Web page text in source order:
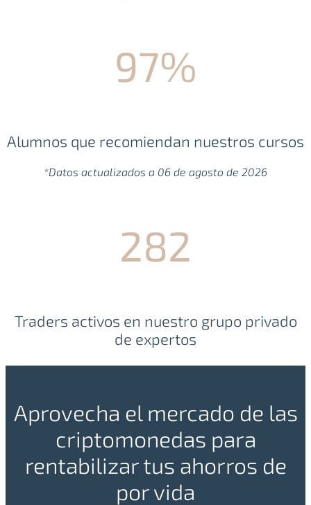
97%
Alumnos que recomiendan nuestros cursos
*Datos actualizados a 06 de agosto de 2026
282
Traders activos en nuestro grupo privado
de expertos
Aprovecha el mercado de las
criptomonedas para
rentabilizar tus ahorros de
por vida